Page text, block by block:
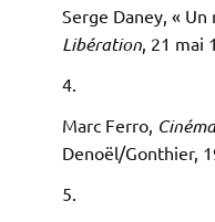
Serge Daney, «
Libération, 21 mai
Marc Ferro,
Denoël/Gonthier,